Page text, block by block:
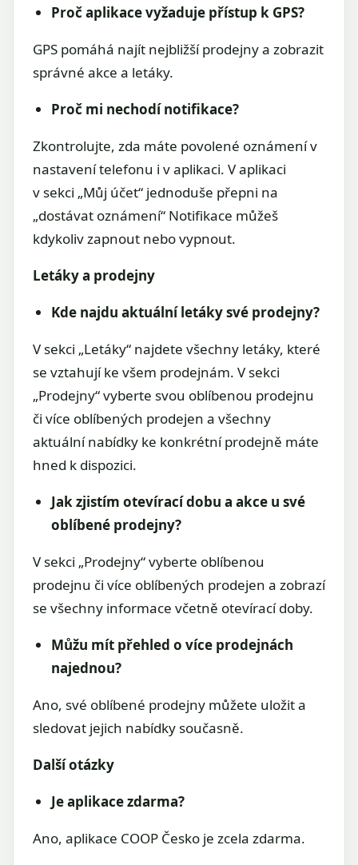
Proč aplikace vyžaduje přístup k GPS?
GPS pomáhá najít nejbližší prodejny a zobrazit
správné akce a letáky.
Proč mi nechodí notifikace?
Zkontrolujte, zda máte povolené oznámení v
nastavení telefonu i v aplikaci. V aplikaci
v sekci „Můj účet“ jednoduše přepni na
„dostávat oznámení“ Notifikace můžeš
kdykoliv zapnout nebo vypnout.
Letáky a prodejny
Kde najdu aktuální letáky své prodejny?
V sekci „Letáky“ najdete všechny letáky, které
se vztahují ke všem prodejnám. V sekci
„Prodejny“ vyberte svou oblíbenou prodejnu
či více oblíbených prodejen a všechny
aktuální nabídky ke konkrétní prodejně máte
hned k dispozici.
Jak zjistím otevírací dobu a akce u své
oblíbené prodejny?
V sekci „Prodejny“ vyberte oblíbenou
prodejnu či více oblíbených prodejen a zobrazí
se všechny informace včetně otevírací doby.
Můžu mít přehled o více prodejnách
najednou?
Ano, své oblíbené prodejny můžete uložit a
sledovat jejich nabídky současně.
Další otázky
Je aplikace zdarma?
Ano, aplikace COOP Česko je zcela zdarma.